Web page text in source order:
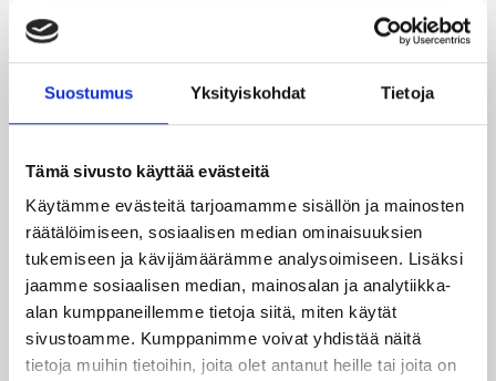
Suostumus Yksityiskohdat Tietoja
Tämä sivusto käyttää evästeitä
Käytämme evästeitä tarjoamamme sisällön ja mainosten
räätälöimiseen, sosiaalisen median ominaisuuksien
tukemiseen ja kävijämäärämme analysoimiseen. Lisäksi
jaamme sosiaalisen median, mainosalan ja analytiikka-
alan kumppaneillemme tietoja siitä, miten käytät
sivustoamme. Kumppanimme voivat yhdistää näitä
tietoja muihin tietoihin, joita olet antanut heille tai joita on
KTP johti ensimmäisen vartin, mutta sen jälkeen johto
pysyi niukasti Pyrinnöllä. Peli ratkesi viimeisellä
neljänneksellä Pyrinnön nykäistyä 62-61 -tilanteesta
seuraavan kolmiminuuttisen 10-0.
Damon Williams kunnostautui Pyrinnön tehomiehenä
Ahvenniemi tekivät molemmat 13 pistettä.
Ian Young heitti KTP:lle 28 pistettä. Eric Washington
keräsi 12 ja Ryan McDade 11 pistettä sekä 15
levypalloa.
(STT)
Lisätiedot:Ottelutilastot